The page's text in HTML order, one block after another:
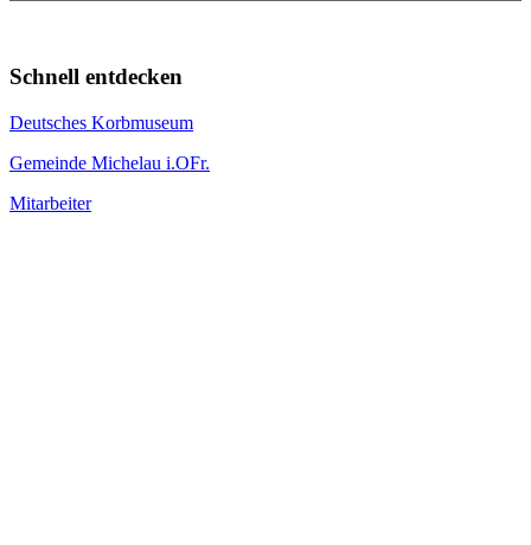
Schnell entdecken
Deutsches Korbmuseum
Gemeinde Michelau i.OFr.
Mitarbeiter